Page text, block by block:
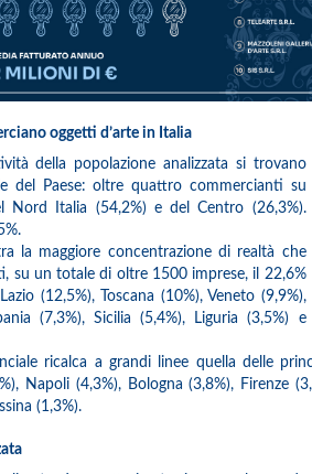
oggetti d’arte in Italia
della popolazione analizzata si trovano
del Paese: oltre quattro commercianti su
Nord Italia (54,2%) e del Centro (26,3%).
la maggiore concentrazione di realtà che
su un totale di oltre 1500 imprese, il 22,6%
(12,5%), Toscana (10%), Veneto (9,9%),
(7,3%), Sicilia (5,4%), Liguria (3,5%) e
ricalca a grandi linee quella delle
Napoli (4,3%), Bologna (3,8%), Firenze
(1,3%).